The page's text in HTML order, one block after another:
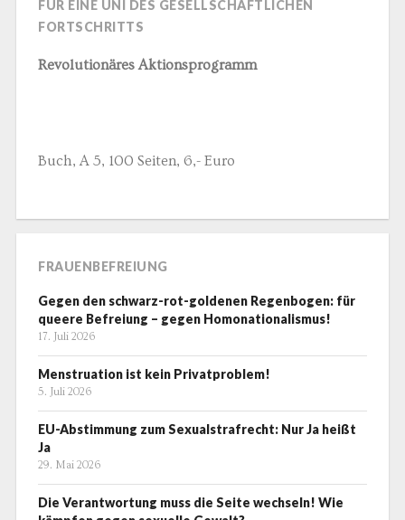
FÜR EINE UNI DES GESELLSCHAFTLICHEN
FORTSCHRITTS
Revolutionäres Aktionsprogramm
Buch, A 5, 100 Seiten, 6,- Euro
FRAUENBEFREIUNG
Gegen den schwarz-rot-goldenen Regenbogen: für
queere Befreiung – gegen Homonationalismus!
17. Juli 2026
Menstruation ist kein Privatproblem!
5. Juli 2026
EU-Abstimmung zum Sexualstrafrecht: Nur Ja heißt
Ja
29. Mai 2026
Die Verantwortung muss die Seite wechseln! Wie